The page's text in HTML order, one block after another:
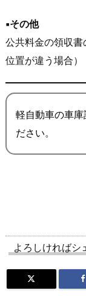
▪️その他
公共料金の領収
位置が違う場合）
軽自動車の車庫
ださい。
よろしければシ